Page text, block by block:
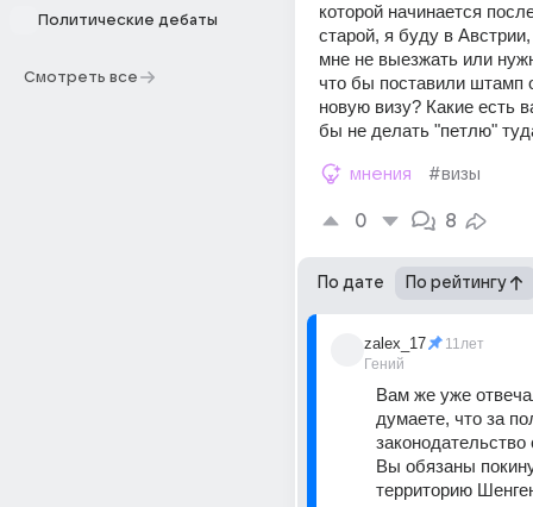
Политические дебаты
Смотреть все
которой начинается
старой, я буду в
мне не выезжать или
что бы поставили штамп
новую визу? Какие есть
бы не делать "петлю"
мнения #визы
0 8
По дате По рейтингу
zalex_17
Гений
11лет
Вам же уже
думаете, что за
Вы обязаны
территорию